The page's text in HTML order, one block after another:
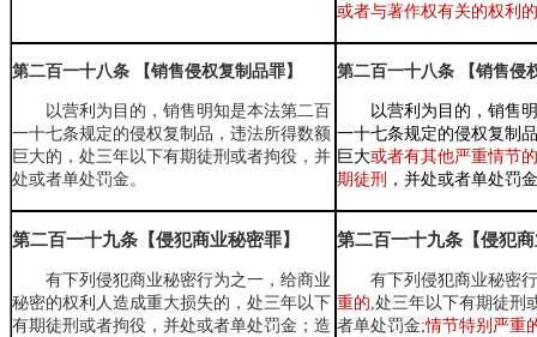
或者与著作权有关的权利
第二百一十八条 【销售侵权复制品罪】
以营利为目的，销售明知是本法第二百
一十七条规定的侵权复制品，违法所得数额
巨大的，处三年以下有期徒刑或者拘役，并
处或者单处罚金。
第二百一十八条 【销售侵
以营利为目的，销售
一十七条规定的侵权复制
巨大或者有其他严重情节
期徒刑 ，并处或者单处罚
第二百一十九条【侵犯商业秘密罪】
有下列侵犯商业秘密行为之一，给商业
秘密的权利人造成重大损失的，处三年以下
有期徒刑或者拘役，并处或者单处罚金；造
第二百一十九条【侵犯
有下列侵犯商业秘密
重的,处三年以下有期徒刑
者单处罚金;情节特别严重